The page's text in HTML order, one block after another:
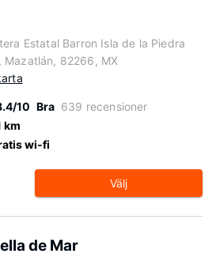
Estatal Barron Isla de la Piedra
Mazatlán, 82266, MX
10 Bra 639 recensioner
km
wi-fi
Välj
de Mar